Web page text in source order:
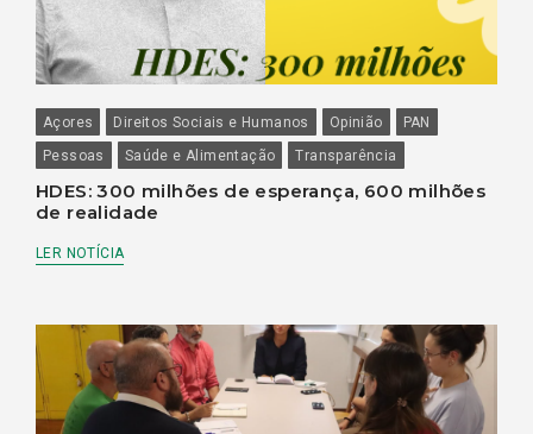
Açores Direitos Sociais e Humanos Opinião
PAN
Pessoas
Saúde e Alimentação Transparência
HDES: 300 milhões de esperança, 600 milhões
de realidade
LER NOTÍCIA